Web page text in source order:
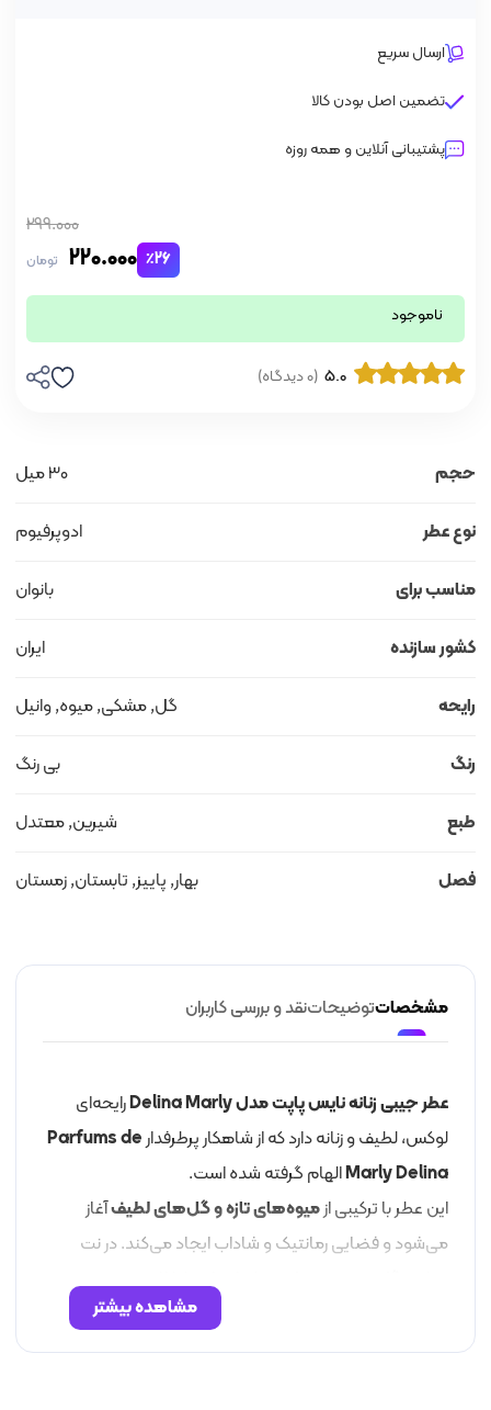
حجم 30 میل
نوع عطر ادوپرفیوم
مناسب برای بانوان
کشور سازنده ایران
رایحه گل, مشکی, میوه, وانیل
رنگ بی رنگ
طبع شیرین, معتدل
فصل بهار, پاییز, تابستان, زمستان
ارسال سریع
تضمین اصل بودن کالا
پشتیبانی آنلاین و همه روزه
299.000
220.000 تومان ٪26
ناموجود
5.0 (0 دیدگاه)
مشخصاتتوضیحاتنقد و بررسی کاربران
عطر جیبی زنانه نایس پاپت مدل Delina Marly
رایحه‌ای
لوکس، لطیف و زنانه دارد که از شاهکار پرطرفدارParfums de
Marly Delinaالهام گرفته شده است.
این عطر با ترکیبی ازمیوه‌های تازه و گل‌های لطیفآغاز
می‌شود و فضایی رمانتیک و شاداب ایجاد می‌کند. در نت
عطر را به اوج لطافت می‌برند، در
گرما و عمق خاصی به رایحه
می‌بخشند.
مشاهده بیشتر